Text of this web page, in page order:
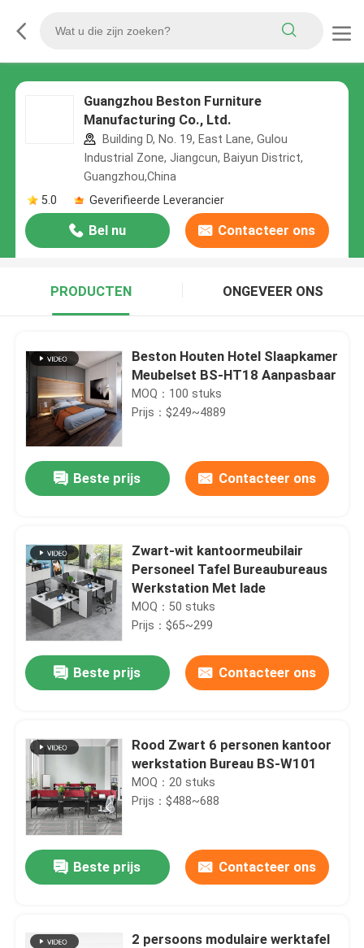
Guangzhou Beston Furniture
Manufacturing Co., Ltd.
Building D, No. 19, East Lane, Gulou
Industrial Zone, Jiangcun, Baiyun District,
Guangzhou,China
5.0
Geverifieerde Leverancier
Bel nu Contacteer ons
PRODUCTEN ONGEVEER ONS
Beston Houten Hotel Slaapkamer
Meubelset BS-HT18 Aanpasbaar
MOQ：100 stuks
Prijs：$249~4889
Beste prijs Contacteer ons
Zwart-wit kantoormeubilair
Personeel Tafel Bureaubureaus
Werkstation Met lade
MOQ：50 stuks
Prijs：$65~299
Beste prijs Contacteer ons
Rood Zwart 6 personen kantoor
werkstation Bureau BS-W101
MOQ：20 stuks
Prijs：$488~688
Beste prijs Contacteer ons
2 persoons modulaire werktafel